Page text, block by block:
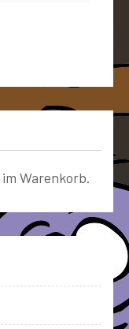
Warenkorb.